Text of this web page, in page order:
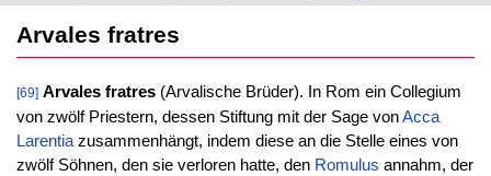
Arvales fratres
[69] Arvales fratres(Arvalische Brüder). In Rom ein Collegium
von zwölf Priestern, dessen Stiftung mit der Sage vonAcca
Larentiazusammenhängt, indem diese an die Stelle eines von
zwölf Söhnen, den sie verloren hatte, den Romulus annahm, der